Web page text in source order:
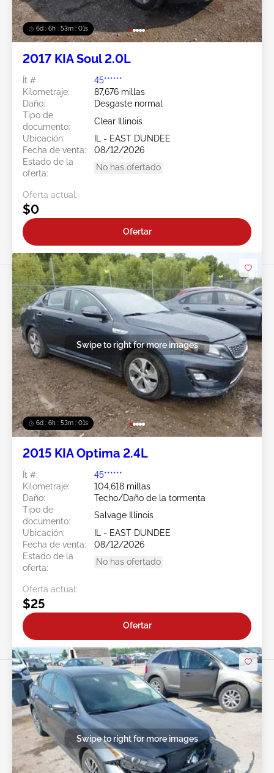
6d : 6h : 52m : 58s
2017 KIA Soul 2.0L
Ít #:
45******
Kilometraje:
87,676 millas
Daño:
Desgaste normal
Tipo de
documento:
Clear Illinois
Ubicación:
IL - EAST DUNDEE
Fecha de venta:
08/12/2026
Estado de la
oferta:
No has ofertado
Oferta actual:
$0
Ofertar
6d : 6h : 52m : 58s
Swipe to right for more images
2015 KIA Optima 2.4L
Ít #:
45******
Kilometraje:
104,618 millas
Daño:
Techo/Daño de la tormenta
Tipo de
documento:
Salvage Illinois
Ubicación:
IL - EAST DUNDEE
Fecha de venta:
08/12/2026
Estado de la
oferta:
No has ofertado
Oferta actual:
$25
Ofertar
Swipe to right for more images